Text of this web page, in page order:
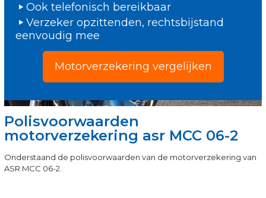
Ook telefonisch bereikbaar
Verzeker opzittenden, rechtsbijstand
eenvoudig mee
Motorverzekering vergelijken
Polisvoorwaarden
motorverzekering asr MCC 06-2
Onderstaand de polisvoorwaarden van de motorverzekering van
ASR MCC 06-2.